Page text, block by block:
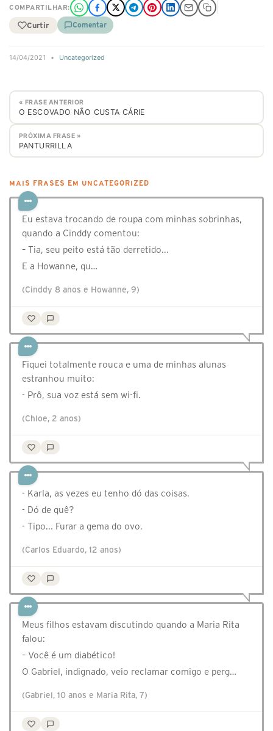
COMPARTILHAR:
Curtir Comentar
14/04/2021 • Uncategorized
« FRASE ANTERIOR
O ESCOVADO NÃO CUSTA CÁRIE
PRÓXIMA FRASE »
PANTURRILLA
MAIS FRASES EM UNCATEGORIZED
Eu estava trocando de roupa com minhas sobrinhas,
quando a Cinddy comentou:
– Tia, seu peito está tão derretido...
E a Howanne, qu…
(Cinddy 8 anos e Howanne, 9)
Fiquei totalmente rouca e uma de minhas alunas
estranhou muito:
- Prô, sua voz está sem wi-fi.
(Chloe, 2 anos)
- Karla, as vezes eu tenho dó das coisas.
- Dó de quê?
- Tipo... Furar a gema do ovo.
(Carlos Eduardo, 12 anos)
Meus filhos estavam discutindo quando a Maria Rita
falou:
– Você é um diabético!
O Gabriel, indignado, veio reclamar comigo e perg…
(Gabriel, 10 anos e Maria Rita, 7)